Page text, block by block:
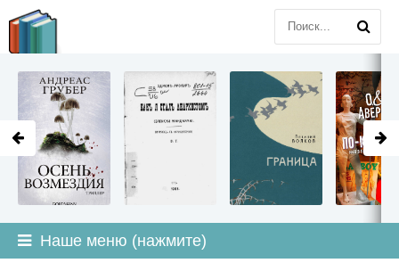
Наше меню (нажмите)
LITMIR.ORG